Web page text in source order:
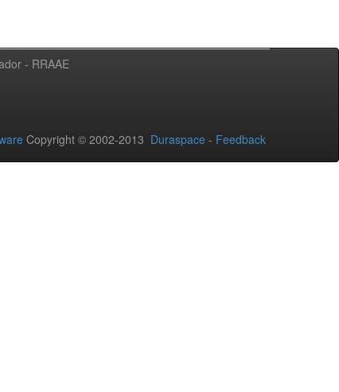
- RRAAE
Copyright © 2002-2013 Duraspace - Feedback